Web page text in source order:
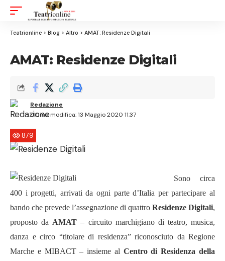
Teatrionline > Blog > Altro > AMAT: Residenze Digitali
AMAT: Residenze Digitali
Ultima modifica: 13 Maggio 2020 11:37
Redazione
879
Sono circa
400 i progetti, arrivati da ogni parte d’Italia per partecipare al
bando che prevede l’assegnazione di quattro Residenze Digitali,
proposto da AMAT – circuito marchigiano di teatro, musica,
danza e circo “titolare di residenza” riconosciuto da Regione
Marche e MIBACT – insieme al Centro di Residenza della